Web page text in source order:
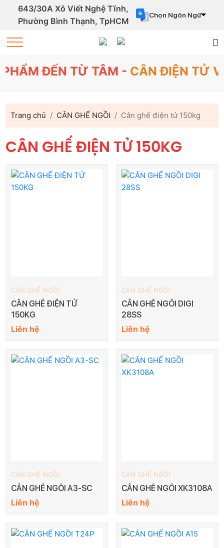
643/30A Xô Viết Nghệ Tĩnh,
Phường Bình Thạnh, TpHCM
Chọn Ngôn Ngữ
ĐẾN TỪ TÂM - CÂN ĐIỆN TỬ
Trang chủ CÂN GHẾ NGỒI Cân ghế điện tử 150kg
CÂN GHẾ ĐIỆN TỬ 150KG
CÂN GHẾ NGỒI
CÂN GHẾ ĐIỆN TỬ
150KG
Liên hệ
CÂN GHẾ NGỒI
CÂN GHẾ NGỒI DIGI
28SS
Liên hệ
CÂN GHẾ NGỒI
CÂN GHẾ NGỒI A3-SC
Liên hệ
CÂN GHẾ NGỒI
CÂN GHẾ NGỒI XK3108A
Liên hệ